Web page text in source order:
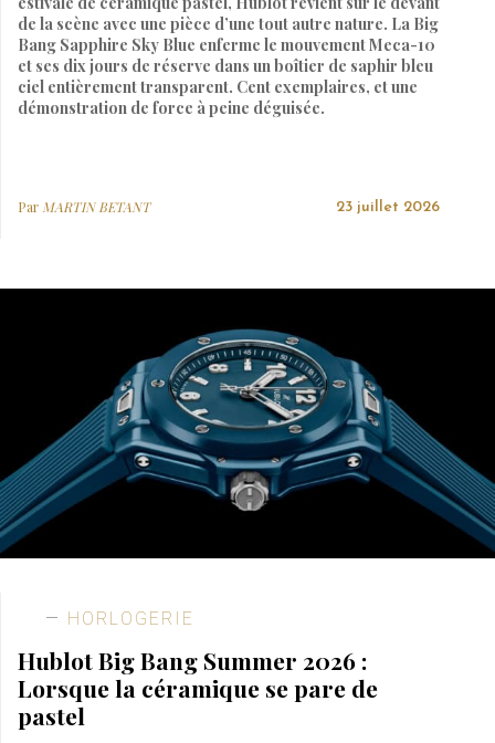
de la scène avec une pièce d’une tout autre nature. La Big
Bang Sapphire Sky Blue enferme le mouvement Meca-10
et ses dix jours de réserve dans un boîtier de saphir bleu
ciel entièrement transparent. Cent exemplaires, et une
démonstration de force à peine déguisée.
ParMARTIN BETANT 23 juillet 2026
HORLOGERIE
Hublot Big Bang Summer 2026 :
Lorsque la céramique se pare de
pastel